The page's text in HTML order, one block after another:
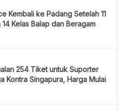
Kembali ke Padang Setelah 11
Kelas Balap dan Beragam
254 Tiket untuk Suporter
Kontra Singapura, Harga Mulai